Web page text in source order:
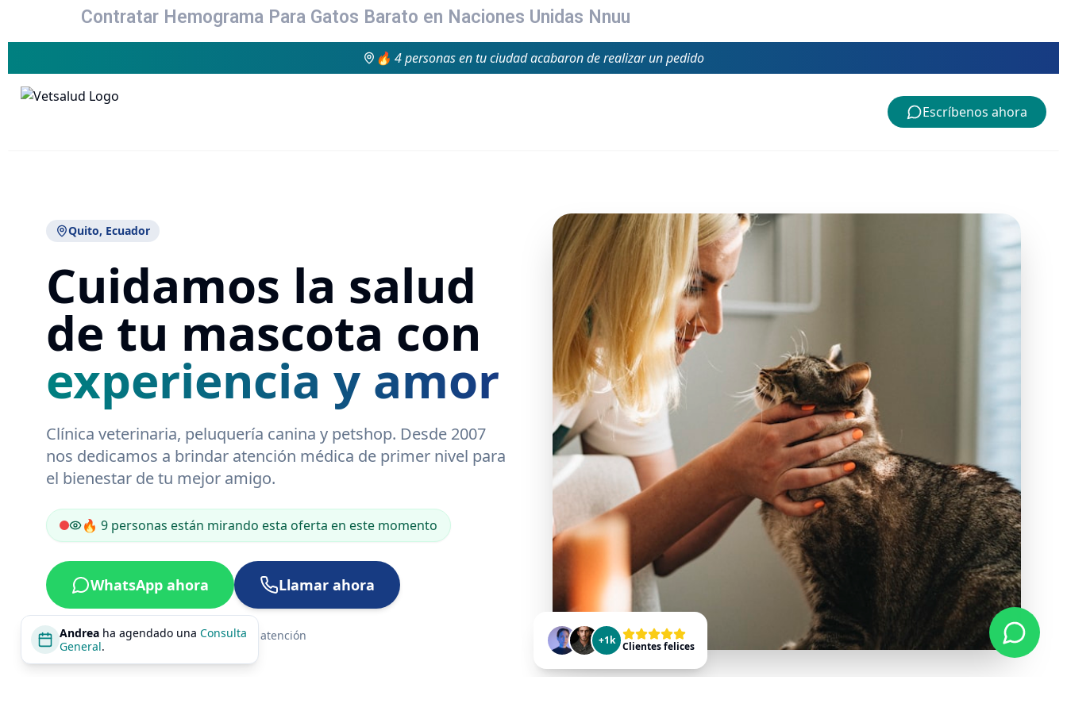
Contratar Hemograma Para Gatos Barato en Naciones Unidas Nnuu